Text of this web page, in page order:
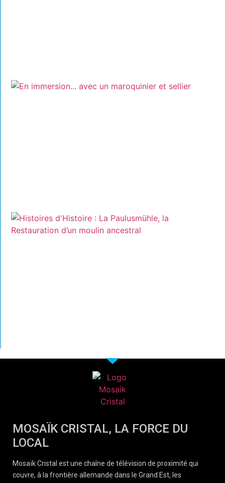
MOSAÏK CRISTAL, LA FORCE DU
LOCAL
Mosaïk Cristal est une chaîne de télévision de proximité qui
couvre, à la frontière allemande dans le Grand Est, les